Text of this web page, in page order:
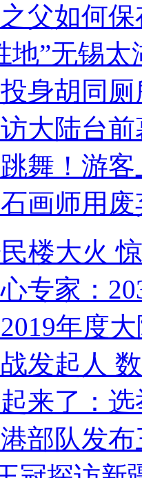
父如何
地”无锡
身胡同
大陆台
舞！游客
画师用
民楼大火
专家：
年度
发起人
来了：
部队发